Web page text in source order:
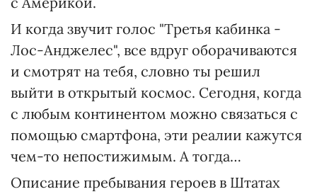
И когда звучит голос "Третья кабинка -
Лос-Анджелес", все вдруг оборачиваются
и смотрят на тебя, словно ты решил
выйти в открытый космос. Сегодня, когда
с любым континентом можно связаться с
помощью смартфона, эти реалии кажутся
чем-то непостижимым. А тогда…
Описание пребывания героев в Штатах